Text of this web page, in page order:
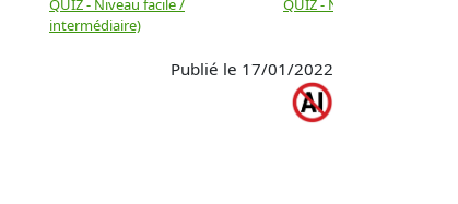
QUIZ - Niveau facile /
intermédiaire)
QUIZ - Niveau
Publié le 17/01/2022